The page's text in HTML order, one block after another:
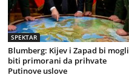
SPEKTAR
Blumberg: Kijev i Zapad bi mogli
biti primorani da prihvate
Putinove uslove